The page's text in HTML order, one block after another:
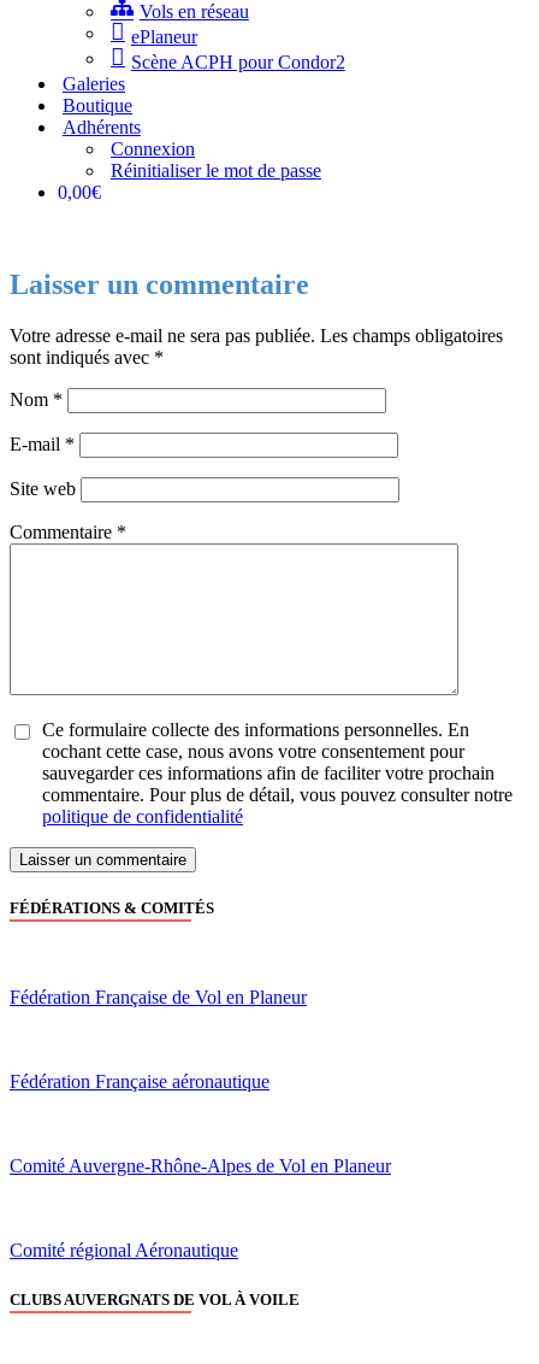
Vols en réseau
ePlaneur
Scène ACPH pour Condor2
Galeries
Boutique
Adhérents
Connexion
Réinitialiser le mot de passe
0,00€
Laisser un commentaire
Votre adresse e-mail ne sera pas publiée. Les champs obligatoires
sont indiqués avec *
Nom *
E-mail *
Site web
Commentaire *
Ce formulaire collecte des informations personnelles. En
cochant cette case, nous avons votre consentement pour
sauvegarder ces informations afin de faciliter votre prochain
commentaire. Pour plus de détail, vous pouvez consulter notre
politique de confidentialité
FÉDÉRATIONS & COMITÉS
Fédération Française de Vol en Planeur
Fédération Française aéronautique
Comité Auvergne-Rhône-Alpes de Vol en Planeur
Comité régional Aéronautique
CLUBS AUVERGNATS DE VOL À VOILE